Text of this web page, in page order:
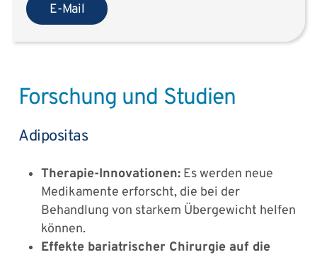
E-Mail
Forschung und Studien
Adipositas
Therapie-Innovationen: Es werden neue
Medikamente erforscht, die bei der
Behandlung von starkem Übergewicht helfen
können.
Effekte bariatrischer Chirurgie auf die